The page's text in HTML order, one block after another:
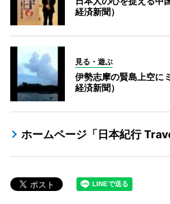
経済新聞）
見る・遊ぶ
伊勢志摩の賢島上空に
経済新聞）
ホームページ「日本紀行